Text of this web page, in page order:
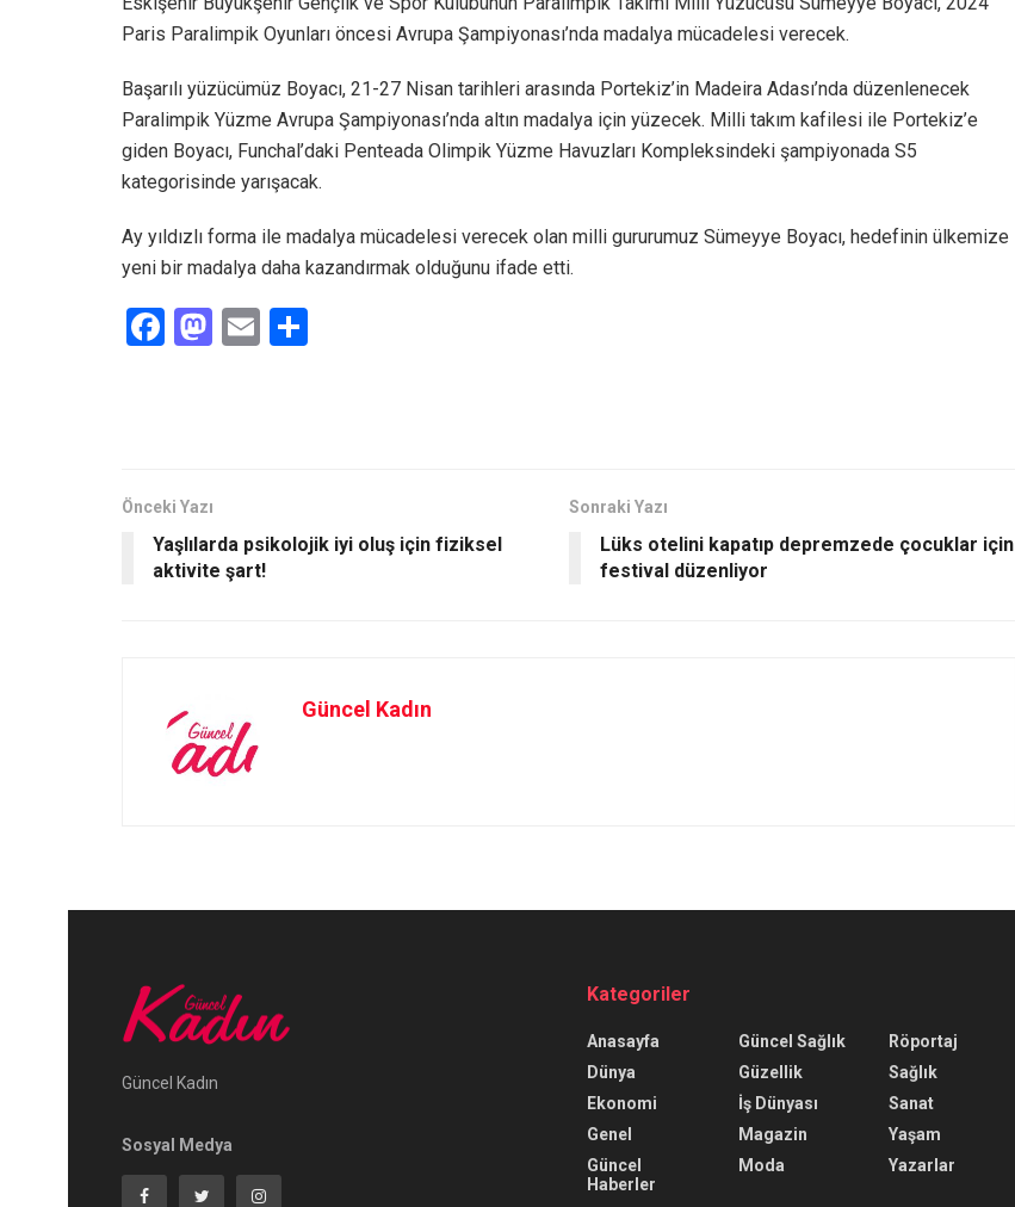
Paris Paralimpik Oyunları öncesi Avrupa Şampiyonası’nda madalya mücadelesi verecek.
Başarılı yüzücümüz Boyacı, 21-27 Nisan tarihleri arasında Portekiz’in Madeira Adası’nda düzenlenecek
Paralimpik Yüzme Avrupa Şampiyonası’nda altın madalya için yüzecek. Milli takım kafilesi ile Portekiz’e
giden Boyacı, Funchal’daki Penteada Olimpik Yüzme Havuzları Kompleksindeki şampiyonada S5
kategorisinde yarışacak.
Ay yıldızlı forma ile madalya mücadelesi verecek olan milli gururumuz Sümeyye Boyacı, hedefinin ülkemize
yeni bir madalya daha kazandırmak olduğunu ifade etti.
F
o
k
M
n
E
Önceki Yazı
Yaşlılarda psikolojik iyi oluş için fiziksel
aktivite şart!
Sonraki Yazı
Lüks otelini kapatıp depremzede çocuklar için
festival düzenliyor
Güncel Kadın
Güncel Kadın
Sosyal Medya
Kategoriler
Anasayfa
Dünya
Ekonomi
Genel
Güncel
Haberler
Güncel Sağlık
Güzellik
İş Dünyası
Magazin
Moda
Röportaj
Sağlık
Sanat
Yaşam
Yazarlar